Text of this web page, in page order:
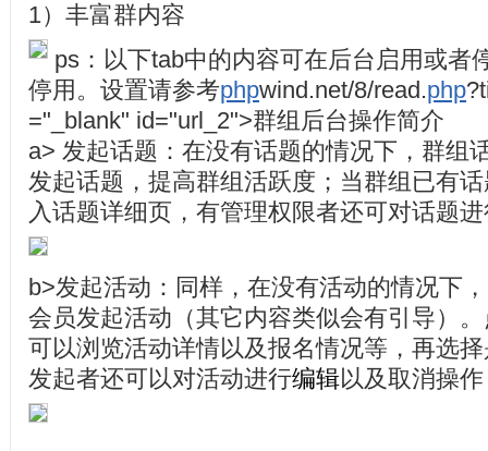
1）丰富群内容
ps：以下tab中的内容可在后台启用或者
停用。设置请参考phpwind.net/8/read.php
="_blank" id="url_2">群组后台操作简介
a> 发起话题：在没有话题的情况下，群组
发起话题，提高群组活跃度；当群组已有
入话题详细页，有管理权限者还可对话题
b>发起活动：同样，在没有活动的情况下
会员发起活动（其它内容类似会有引导）
可以浏览活动详情以及报名情况等，再选
发起者还可以对活动进行编辑以及取消操